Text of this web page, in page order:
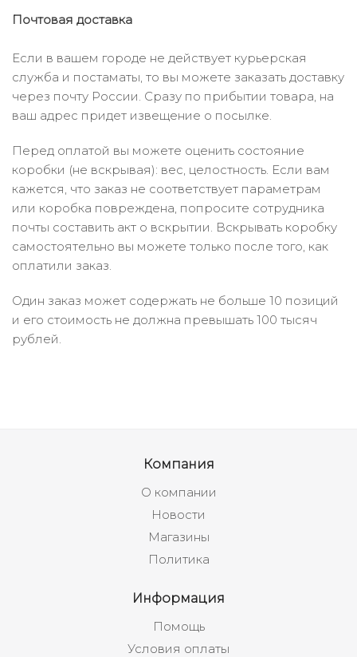
Почтовая доставка
Если в вашем городе не действует курьерская
служба и постаматы, то вы можете заказать доставку
через почту России. Сразу по прибытии товара, на
ваш адрес придет извещение о посылке.
Перед оплатой вы можете оценить состояние
коробки (не вскрывая): вес, целостность. Если вам
кажется, что заказ не соответствует параметрам
или коробка повреждена, попросите сотрудника
почты составить акт о вскрытии. Вскрывать коробку
самостоятельно вы можете только после того, как
оплатили заказ.
Один заказ может содержать не больше 10 позиций
и его стоимость не должна превышать 100 тысяч
рублей.
Компания
О компании
Новости
Магазины
Политика
Информация
Помощь
Условия оплаты